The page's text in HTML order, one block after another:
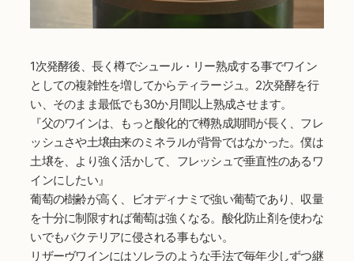
1次発酵後、長く樽でシュール・リー熟成する事でワイン
としての複雑性を増してからティラージュ。2次発酵を行
い、そのまま最低でも30か月間以上熟成させます。
『父のワインは、もっと酸化的で樽熟成期間が長く、フレ
ッシュさや土壌由来のミネラルが背骨ではなかった。僕は
土壌を、より強く活かして、フレッシュで垂直性のあるワ
インにしたい』
葡萄の樹齢が高く、ビオディナミで強い葡萄であり、収量
を十分に制限すれば葡萄は強くなる。酸化防止剤を使わな
いでもバクテリアに侵される事もない。
リザーヴワインにはソレラのような手法で毎年少しずつ継